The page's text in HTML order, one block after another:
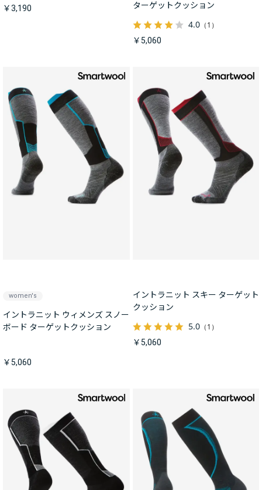
￥3,190
ターゲットクッション
4.0（1）
￥5,060
women's
イントラニット ウィメンズ スノー
ボード ターゲットクッション
￥5,060
イントラニット スキー ターゲット
クッション
5.0（1）
￥5,060